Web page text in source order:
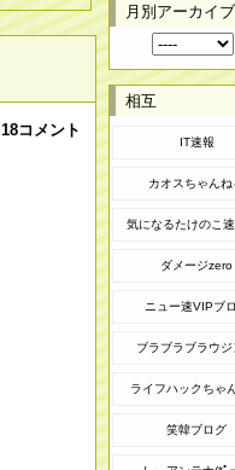
18コメント
月別アーカイブ
相互
IT速報
カオスちゃんね
気になるたけのこ
ダメージzero
ニュー速VIPブ
ブラブラブラウジ
ライフハックちゃ
笑韓ブログ